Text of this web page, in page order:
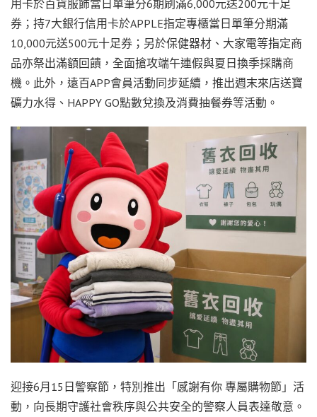
用卡於百貨服飾當日單筆分6期刷滿6,000元送200元十足
券；持7大銀行信用卡於APPLE指定專櫃當日單筆分期滿
10,000元送500元十足券；另於保健器材、大家電等指定商
品亦祭出滿額回饋，全面搶攻端午連假與夏日換季採購商
機。此外，遠百APP會員活動同步延續，推出週末來店送寶
礦力水得、HAPPY GO點數兌換及消費抽餐券等活動。
迎接6月15日警察節，特別推出「感謝有你 專屬購物節」活
動，向長期守護社會秩序與公共安全的警察人員表達敬意。